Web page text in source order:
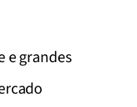
e grandes